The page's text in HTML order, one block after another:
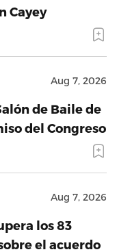
Cayey
Aug 7, 2026
de Baile de
del Congreso
Aug 7, 2026
los 83
el acuerdo